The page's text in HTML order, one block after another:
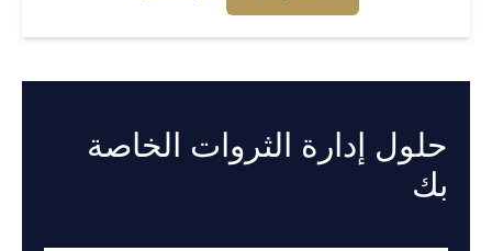
حلول إدارة الثروات الخاصة